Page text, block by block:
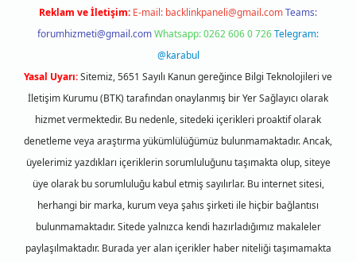
Reklam ve İletişim: E-mail: backlinkpaneli@gmail.comTeams:
forumhizmeti@gmail.comWhatsapp: 0262 606 0 726Telegram:
@karabul
Yasal Uyarı:Sitemiz, 5651 Sayılı Kanun gereğince Bilgi Teknolojileri ve
İletişim Kurumu (BTK) tarafından onaylanmış bir Yer Sağlayıcı olarak
hizmet vermektedir. Bu nedenle, sitedeki içerikleri proaktif olarak
denetleme veya araştırma yükümlülüğümüz bulunmamaktadır. Ancak,
üyelerimiz yazdıkları içeriklerin sorumluluğunu taşımakta olup, siteye
üye olarak bu sorumluluğu kabul etmiş sayılırlar. Bu internet sitesi,
herhangi bir marka, kurum veya şahıs şirketi ile hiçbir bağlantısı
bulunmamaktadır. Sitede yalnızca kendi hazırladığımız makaleler
paylaşılmaktadır. Burada yer alan içerikler haber niteliği taşımamakta